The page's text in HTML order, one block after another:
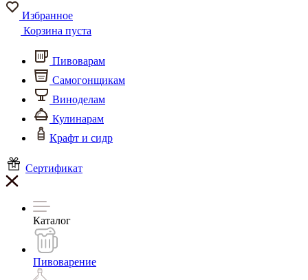
Избранное
Корзина пуста
Пивоварам
Самогонщикам
Виноделам
Кулинарам
Крафт и сидр
Сертификат
Каталог
Пивоварение